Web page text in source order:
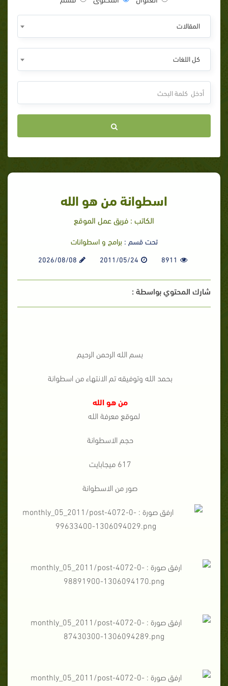
المقالات
كل اللغات
اسطوانة من هو الله
الكاتب : فريق عمل الموقع
تحت قسم : برامج و اسطوانات
8911
2011/05/24
2026/08/08
شارك المحتوي بواسطة :
بسم الله الرحمن الرحيم
بحمد الله وتوفيقه تم الانتهاء من اسطوانة
من هو الله
لموقع معرفة الله
حجم الاسطوانة
617 ميجابايت
صور من الاسطوانة